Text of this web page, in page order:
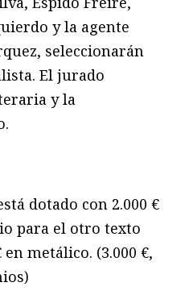
y la agente
seleccionarán
El jurado
y la
dotado con 2.000 €
para el otro texto
metálico. (3.000 €,